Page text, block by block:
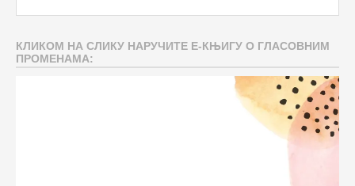
КЛИКОМ НА СЛИКУ НАРУЧИТЕ Е-КЊИГУ О ГЛАСОВНИМ
ПРОМЕНАМА: